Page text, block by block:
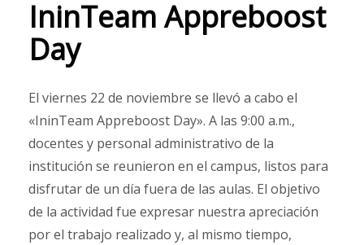
IninTeam Appreboost
Day
El viernes 22 de noviembre se llevó a cabo el
«IninTeam Appreboost Day». A las 9:00 a.m.,
docentes y personal administrativo de la
institución se reunieron en el campus, listos para
disfrutar de un día fuera de las aulas. El objetivo
de la actividad fue expresar nuestra apreciación
por el trabajo realizado y, al mismo tiempo,